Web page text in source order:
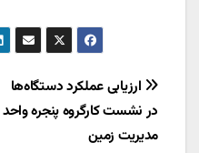
راهبری
نوشته
ارزیابی عملکرد دستگاه‌ها
در نشست کارگروه پنجره واحد
مدیریت زمین